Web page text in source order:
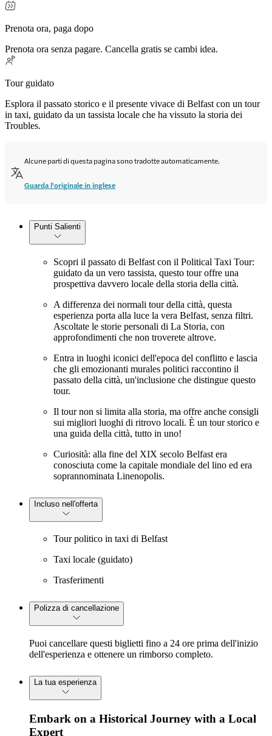
Prenota ora, paga dopo
Prenota ora senza pagare. Cancella gratis se cambi idea.
Tour guidato
Esplora il passato storico e il presente vivace di Belfast con un tour
in taxi, guidato da un tassista locale che ha vissuto la storia dei
Troubles.
Alcune parti di questa pagina sono tradotte automaticamente.
Guarda l'originale in inglese
Punti Salienti
Scopri il passato di Belfast con il Political Taxi Tour:
guidato da un vero tassista, questo tour offre una
prospettiva davvero locale della storia della città.
A differenza dei normali tour della città, questa
esperienza porta alla luce la vera Belfast, senza filtri.
Ascoltate le storie personali di La Storia, con
approfondimenti che non troverete altrove.
Entra in luoghi iconici dell'epoca del conflitto e lascia
che gli emozionanti murales politici raccontino il
passato della città, un'inclusione che distingue questo
tour.
Il tour non si limita alla storia, ma offre anche consigli
sui migliori luoghi di ritrovo locali. È un tour storico e
una guida della città, tutto in uno!
Curiosità: alla fine del XIX secolo Belfast era
conosciuta come la capitale mondiale del lino ed era
soprannominata Linenopolis.
Incluso nell'offerta
Tour politico in taxi di Belfast
Taxi locale (guidato)
Trasferimenti
Polizza di cancellazione
Puoi cancellare questi biglietti fino a 24 ore prima dell'inizio
dell'esperienza e ottenere un rimborso completo.
La tua esperienza
Embark on a Historical Journey with a Local
Expert